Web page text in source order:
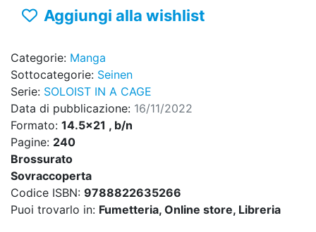
Aggiungi alla wishlist
Categorie: Manga
Sottocategorie: Seinen
Serie: SOLOIST IN A CAGE
Data di pubblicazione: 16/11/2022
Formato: 14.5x21 , b/n
Pagine: 240
Brossurato
Sovraccoperta
Codice ISBN: 9788822635266
Puoi trovarlo in: Fumetteria, Online store, Libreria